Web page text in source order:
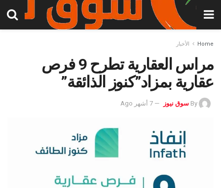
Home الأخبار
مراس العقارية تطرح 9 فرص
عقارية بمزاد”كنوز الذائقة”
By سوق نيوز 7 أشهر Ago